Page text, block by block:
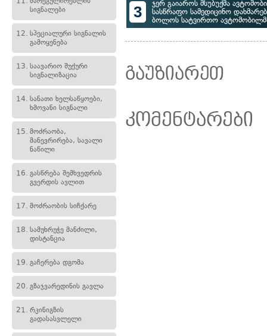
სიგნალები
12. სპეციალური სიგნალის
გამოყენება
13. საავარიო შუქური
სიგნალიზაცია
14. სანათი ხელსაწყოები,
ხმოვანი სიგნალი
15. მოძრაობა,
მანევრირება, სავალი
ნაწილი
16. გასწრება შემხვედრის
გვერდის ავლით
17. მოძრაობის სიჩქარე
18. სამუხრუჭე მანძილი,
დისტანცია
19. გაჩერება დგომა
20. გზაჯვარედინის გავლა
21. რკინიგზის
გადასასვლელი
3
ჯერ გაიაროს მსუბუქმა
სასწრაფო სამედიცინო
ბოლოს სატვირთო
გაუზიარეთ
კომენტარები